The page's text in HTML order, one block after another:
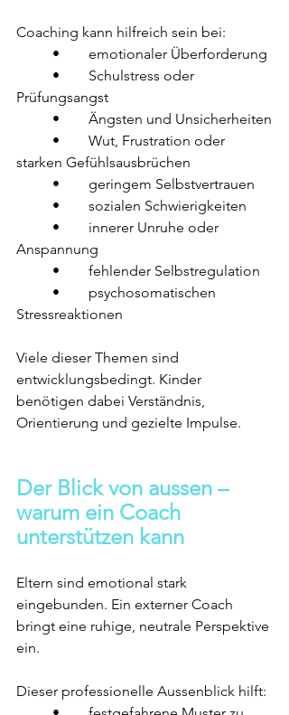
Coaching kann hilfreich sein bei:
	•	emotionaler Überforderung
Prüfungsangst
	•	Ängsten und Unsicherheiten
starken Gefühlsausbrüchen
	•	geringem Selbstvertrauen
	•	sozialen Schwierigkeiten
Anspannung
	•	fehlender Selbstregulation
Stressreaktionen
Viele dieser Themen sind
entwicklungsbedingt. Kinder
benötigen dabei Verständnis,
Orientierung und gezielte Impulse.
Der Blick von aussen –
warum ein Coach
unterstützen kann
Eltern sind emotional stark
eingebunden. Ein externer Coach
bringt eine ruhige, neutrale Perspektive
ein.
Dieser professionelle Aussenblick hilft: